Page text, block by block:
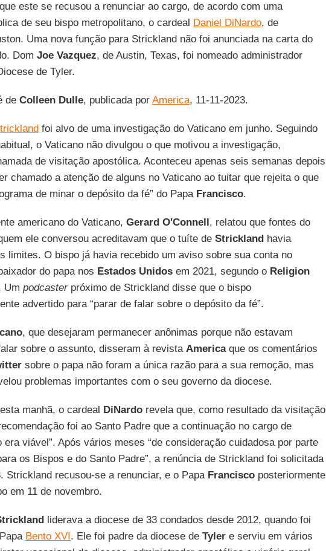
este se recusou a renunciar ao cargo, de acordo com uma
de seu bispo metropolitano, o cardeal Daniel DiNardo, de
Uma nova função para Strickland não foi anunciada na carta do
Dom Joe Vazquez, de Austin, Texas, foi nomeado administrador
de Tyler.
de Colleen Dulle, publicada por America, 11-11-2023.
foi alvo de uma investigação do Vaticano em junho. Seguindo
o Vaticano não divulgou o que motivou a investigação,
de visitação apostólica. Aconteceu apenas seis semanas depois
chamado a atenção de alguns no Vaticano ao tuitar que rejeita o que
de minar o depósito da fé” do Papa Francisco.
americano do Vaticano, Gerard O'Connell, relatou que fontes do
ele conversou acreditavam que o tuíte de Stricklandhavia
limites. O bispo já havia recebido um aviso sobre sua conta no
do papa nos Estados Unidosem 2021, segundo o Religion
Um podcasterpróximo de Strickland disse que o bispo
advertido para “parar de falar sobre o depósito da fé”.
, que desejaram permanecer anônimas porque não estavam
sobre o assunto, disseram à revista Americaque os comentários
sobre o papa não foram a única razão para a sua remoção, mas
problemas importantes com o seu governo da diocese.
manhã, o cardeal DiNardorevela que, como resultado da visitação
foi ao Santo Padre que a continuação no cargo de
era viável”. Após vários meses “de consideração cuidadosa por parte
os Bispos e do Santo Padre”, a renúncia de Strickland foi solicitada
Strickland recusou-se a renunciar, e o Papa Franciscoposteriormente
em 11 de novembro.
liderava a diocese de 33 condados desde 2012, quando foi
Bento XVI. Ele foi padre da diocese de Tylere serviu em vários